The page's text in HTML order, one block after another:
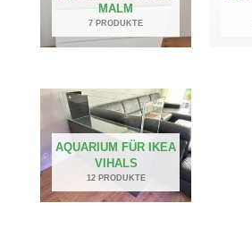
MALM
7 PRODUKTE
AQUARIUM FÜR IKEA
VIHALS
12 PRODUKTE